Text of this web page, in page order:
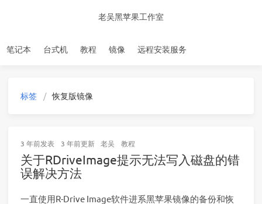
老吴黑苹果工作室
笔记本 台式机 教程 镜像 远程安装服务
标签 恢复版镜像
3 年前发表 3 年前更新 老吴 教程
关于RDriveImage提示无法写入磁盘的错
误解决方法
一直使用R-Drive Image软件进系黑苹果镜像的备份和恢